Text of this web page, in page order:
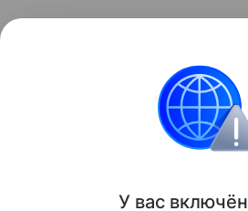
об атмосфере древней Земли.
Луна
У вас включён